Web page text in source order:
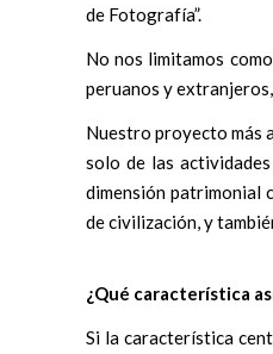
de Fotografía”.
No nos limitamos
peruanos y
Nuestro proyecto más
solo de las
dimensión patrimonial
de civilización, y
¿Qué característica
Si la característica